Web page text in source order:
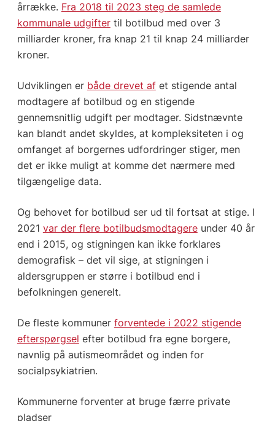
årrække. Fra 2018 til 2023 steg de samlede
kommunale udgiftertil botilbud med over 3
milliarder kroner, fra knap 21 til knap 24 milliarder
kroner.
Udviklingen er både drevet afet stigende antal
modtagere af botilbud og en stigende
gennemsnitlig udgift per modtager. Sidstnævnte
kan blandt andet skyldes, at kompleksiteten i og
omfanget af borgernes udfordringer stiger, men
det er ikke muligt at komme det nærmere med
tilgængelige data.
Og behovet for botilbud ser ud til fortsat at stige. I
2021 var der flere botilbudsmodtagereunder 40 år
end i 2015, og stigningen kan ikke forklares
demografisk – det vil sige, at stigningen i
aldersgruppen er større i botilbud end i
befolkningen generelt.
De fleste kommuner forventede i 2022 stigende
efterspørgsel efter botilbud fra egne borgere,
navnlig på autismeområdet og inden for
socialpsykiatrien.
Kommunerne forventer at bruge færre private
pladser